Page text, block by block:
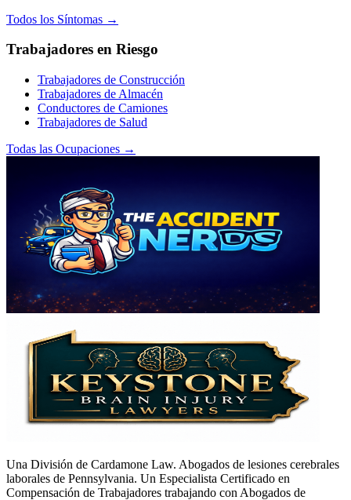
Todos los Síntomas →
Trabajadores en Riesgo
Trabajadores de Construcción
Trabajadores de Almacén
Conductores de Camiones
Trabajadores de Salud
Todas las Ocupaciones →
Una División de Cardamone Law. Abogados de lesiones cerebrales
laborales de Pennsylvania. Un Especialista Certificado en
Compensación de Trabajadores trabajando con Abogados de